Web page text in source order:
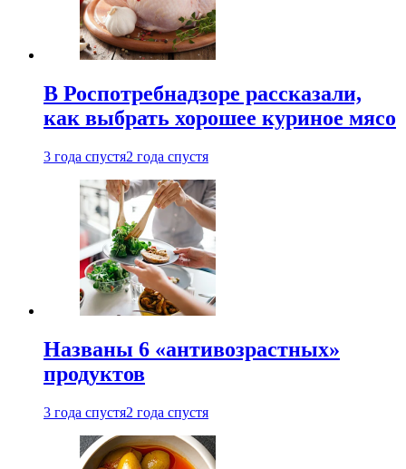
В Роспотребнадзоре рассказали,
как выбрать хорошее куриное мясо
3 года спустя2 года спустя
Названы 6 «антивозрастных»
продуктов
3 года спустя2 года спустя